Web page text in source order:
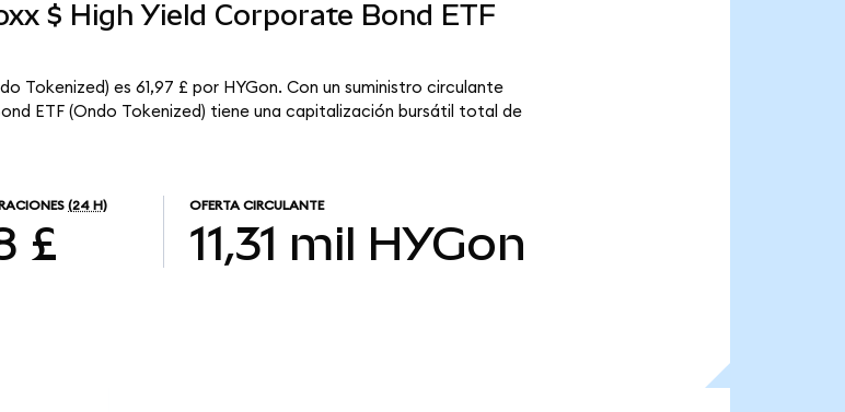
$ High Yield Corporate Bond ETF
Tokenized) es 61,97 £ por HYGon. Con un suministro circulante
ETF (Ondo Tokenized) tiene una capitalización bursátil total de
(24 H)
£
OFERTA CIRCULANTE
11,31 mil HYGon